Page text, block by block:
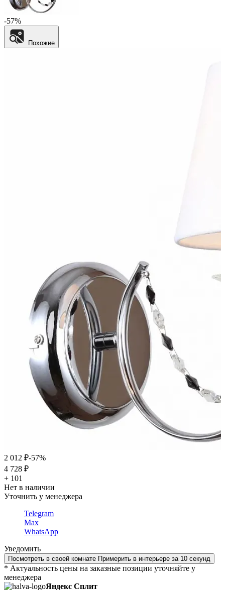
-57%
Похожие
2 012 ₽-57%
4 728 ₽
+ 101
Нет в наличии
Уточнить у менеджера
Telegram
Max
WhatsApp
Уведомить
Посмотреть в своей комнате Примерить в интерьере за 10 секунд
* Актуальность цены на заказные позиции уточняйте у
менеджера
Яндекс Сплит